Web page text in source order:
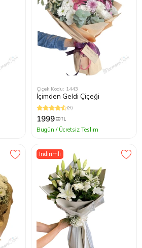
Çiçek Kodu: 1443
İçimden Geldi Çiçeği
(9)
1999,00 TL
Bugün / Ücretsiz Teslim
İndirimli